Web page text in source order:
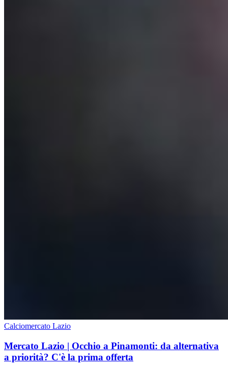
Calciomercato Lazio
Mercato Lazio | Occhio a Pinamonti: da alternativa
a priorità? C'è la prima offerta